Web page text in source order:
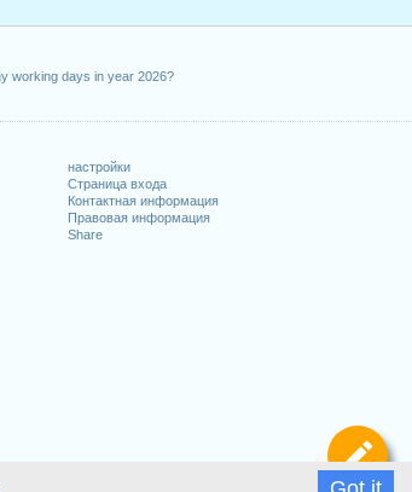
working days in year 2026?
настройки
Страница входа
Контактная информация
Правовая информация
Share